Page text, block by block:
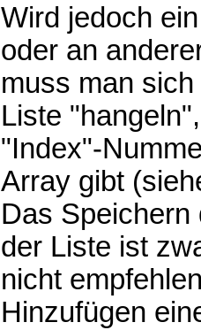
Wird jedoch
oder an
muss man
Liste
"Index"-
Array gibt
Das Speichern
der Liste ist
nicht
Hinzufügen